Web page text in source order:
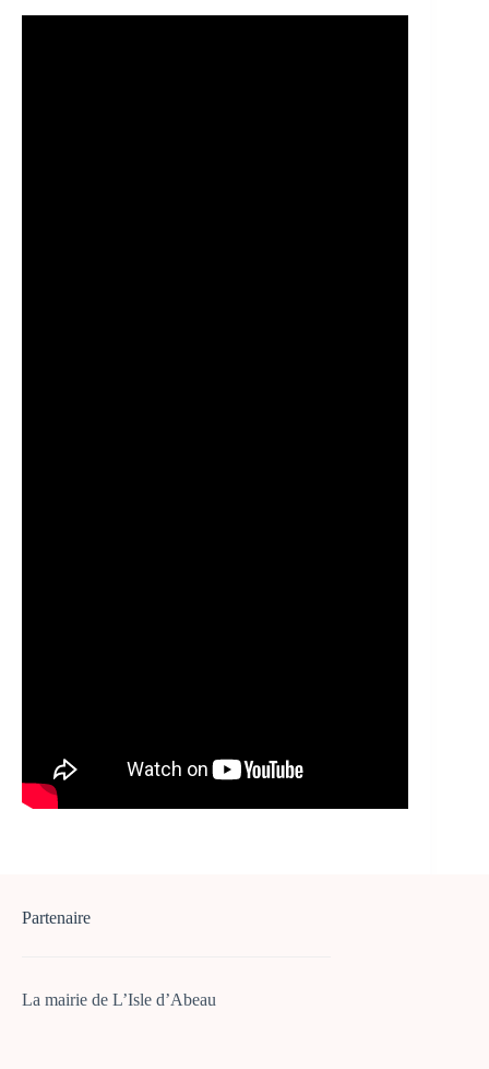
Partenaire
La mairie de L’Isle d’Abeau